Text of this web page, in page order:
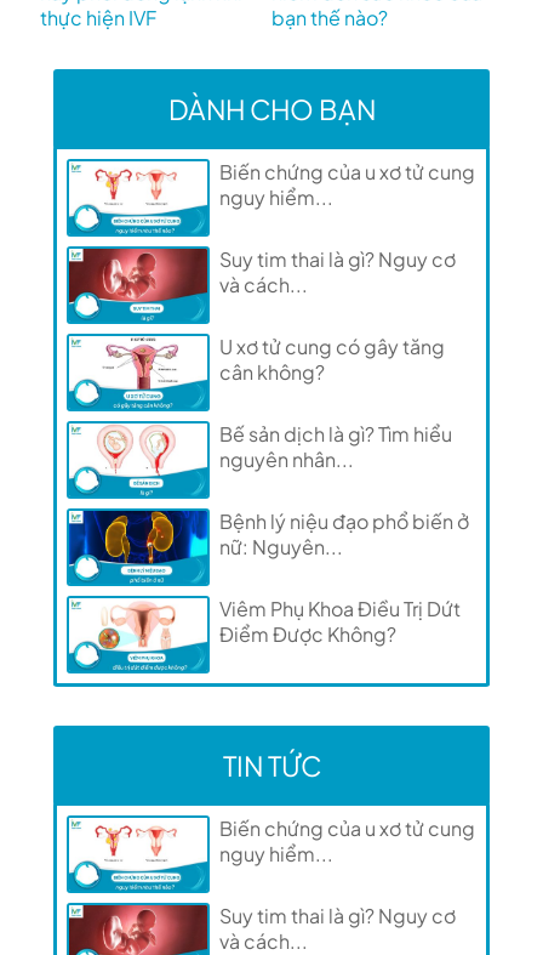
thực hiện IVF
bạn thế nào?
DÀNH CHO BẠN
Biến chứng của u xơ tử cung
nguy hiểm...
Suy tim thai là gì? Nguy cơ
và cách...
U xơ tử cung có gây tăng
cân không?
Bế sản dịch là gì? Tìm hiểu
nguyên nhân...
Bệnh lý niệu đạo phổ biến ở
nữ: Nguyên...
Viêm Phụ Khoa Điều Trị Dứt
Điểm Được Không?
TIN TỨC
Biến chứng của u xơ tử cung
nguy hiểm...
Suy tim thai là gì? Nguy cơ
và cách...